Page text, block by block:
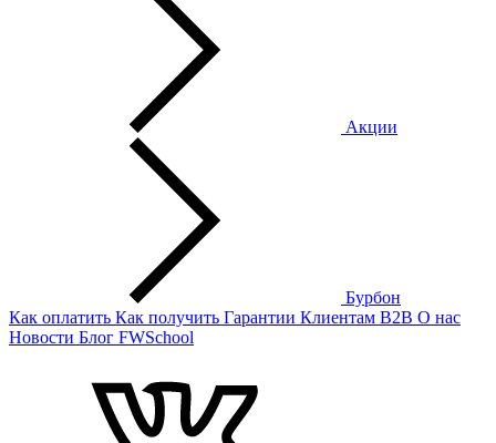
Акции
Бурбон
Как оплатить Как получить Гарантии Клиентам B2B О нас
Новости Блог FWSchool